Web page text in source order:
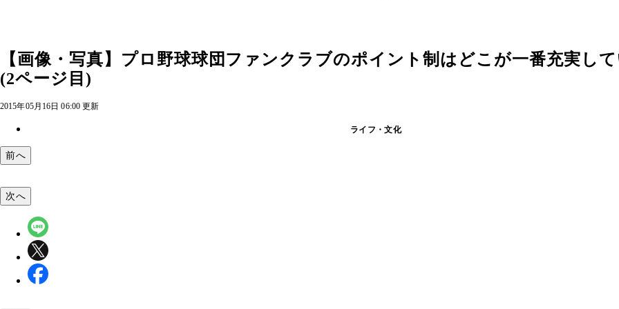
【画像・写真】プロ野球球団ファンクラブのポイント制はどこが一番充実し
(2ページ目)
2015年05月16日 06:00 更新
ライフ・文化
前へ
次へ